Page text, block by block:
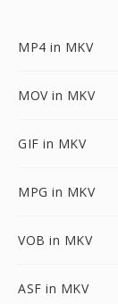
MP4 in MKV
MOV in MKV
GIF in MKV
MPG in MKV
VOB in MKV
ASF in MKV